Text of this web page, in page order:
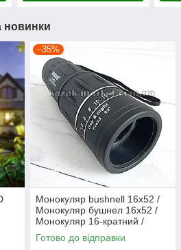
новинки
–35%
Монокуляр bushnell 16x52 /
Монокуляр бушнел 16х52 /
Монокуляр 16-кратний /
Бінокль 16x52 / Біноколь
Готово до відправки